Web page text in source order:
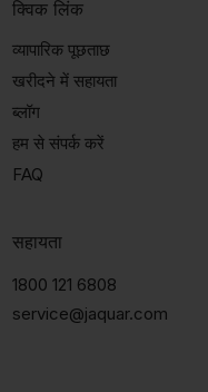
क्विक लिंक
व्यापारिक पूछताछ
खरीदने में सहायता
ब्लॉग
हम से संपर्क करें
FAQ
सहायता
1800 121 6808
service@jaquar.com